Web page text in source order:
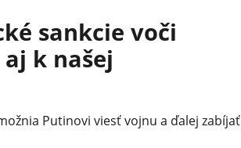
sankcie voči
k našej
Putinovi viesť vojnu a ďalej zabíjať